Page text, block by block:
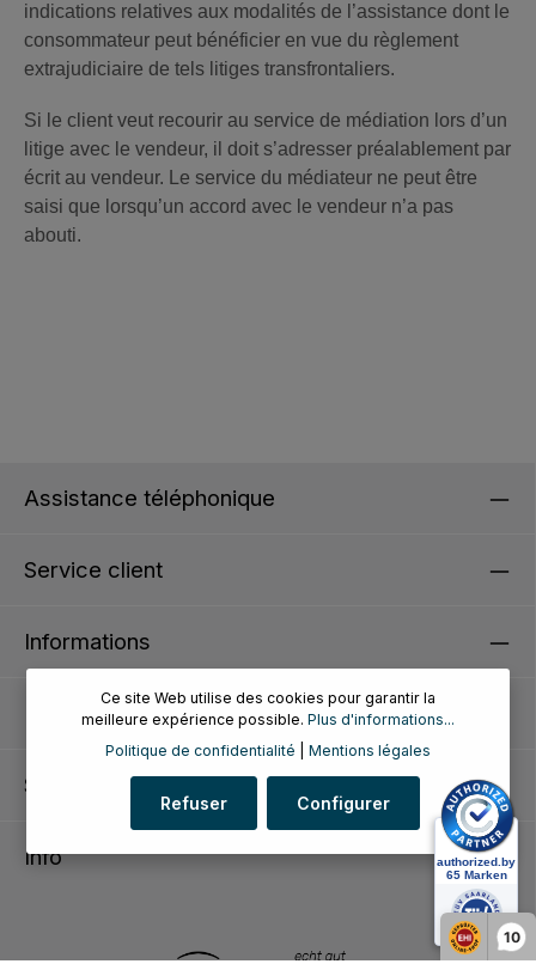
10
indications relatives aux modalités de l’assistance dont le
consommateur peut bénéficier en vue du règlement
extrajudiciaire de tels litiges transfrontaliers.
Si le client veut recourir au service de médiation lors d’un
litige avec le vendeur, il doit s’adresser préalablement par
écrit au vendeur. Le service du médiateur ne peut être
saisi que lorsqu’un accord avec le vendeur n’a pas
abouti.
Assistance téléphonique
Service client
Informations
Payment methods
Siegel
Info
Ce site Web utilise des cookies pour garantir la
meilleure expérience possible. Plus d'informations...
Politique de confidentialité
Mentions légales
Refuser Configurer